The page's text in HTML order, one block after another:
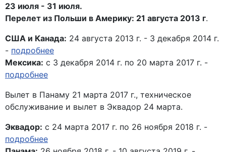
23 июля - 31 июля.
Перелет из Польши в Америку: 21 августа 2013 г.
США и Канада: 24 августа 2013 г. - 3 декабря 2014 г.
- подробнее
Мексика: с 3 декабря 2014 г. по 20 марта 2017 г. -
подробнее
Вылет в Панаму 21 марта 2017 г., техническое
обслуживание и вылет в Эквадор 24 марта.
Эквадор: с 24 марта 2017 г. по 26 ноября 2018 г. -
подробнее